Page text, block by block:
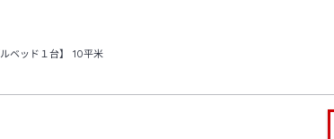
ベッド１台】
10平米